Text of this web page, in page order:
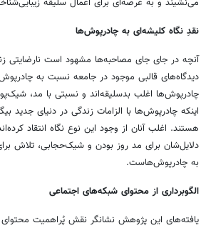
نقدِ نگاه کلیشه‌ای به چادرپوش‌ها
آنچه در جای جای مصاحبه‌ها مشهود است نارضایتی
دیدگاه‌های قالبی موجود در جامعه نسبت به
چادرپوش‌ها اغلب بدسلیقه‌اند و نسبتی با مد،
اینکه چادرپوش‌ها با الزامات زندگی در دنیای جدید
هستند. اغلب آنان از وجود این نوع نگاه انتقاد
دلایل‌شان برای مد روز بودن و شیک‌حجابی، تلاش
به چادرپوش‌هاست.
الگوبرداری از محتوای شبکه‌های اجتماعی
یافته‌های این پژوهش نشانگر نقش پُراهمیت